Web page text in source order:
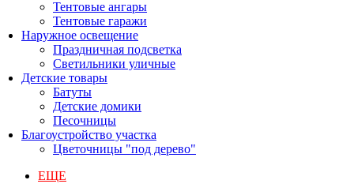
Тентовые ангары
Тентовые гаражи
Наружное освещение
Праздничная подсветка
Светильники уличные
Детские товары
Батуты
Детские домики
Песочницы
Благоустройство участка
Цветочницы "под дерево"
ЕЩЕ